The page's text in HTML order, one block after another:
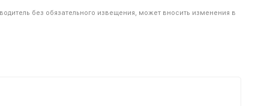
без обязательного извещения, может вносить изменения в